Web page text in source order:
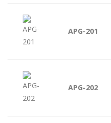
APG-201
APG-202